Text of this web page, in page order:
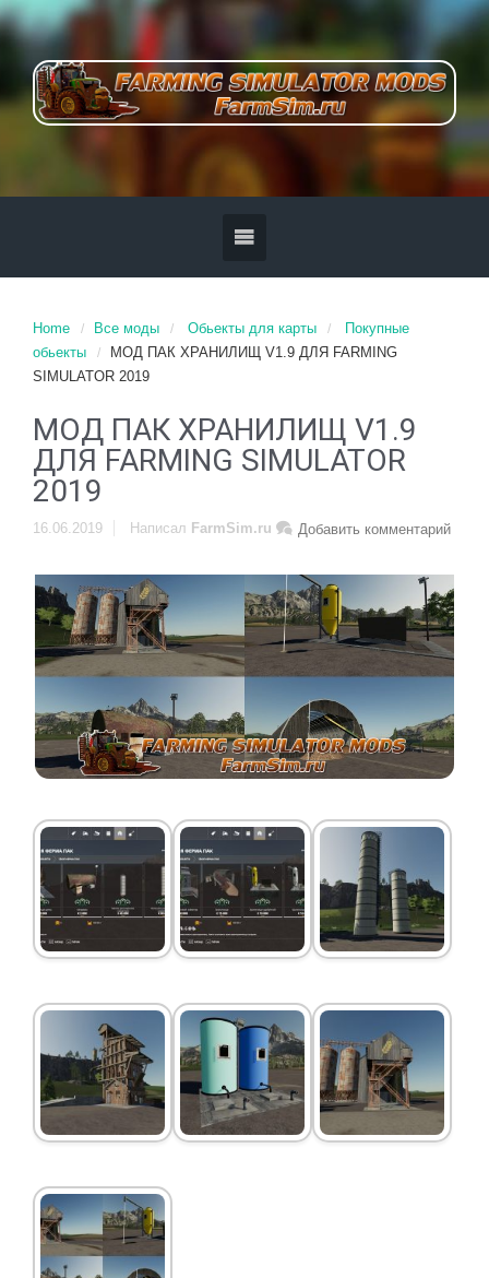
Home Все моды Обьекты для карты
Покупные
обьекты
МОД ПАК ХРАНИЛИЩ V1.9 ДЛЯ FARMING
SIMULATOR 2019
МОД ПАК ХРАНИЛИЩ V1.9
ДЛЯ FARMING SIMULATOR
2019
16.06.2019 Добавить комментарий
Написал FarmSim.ru